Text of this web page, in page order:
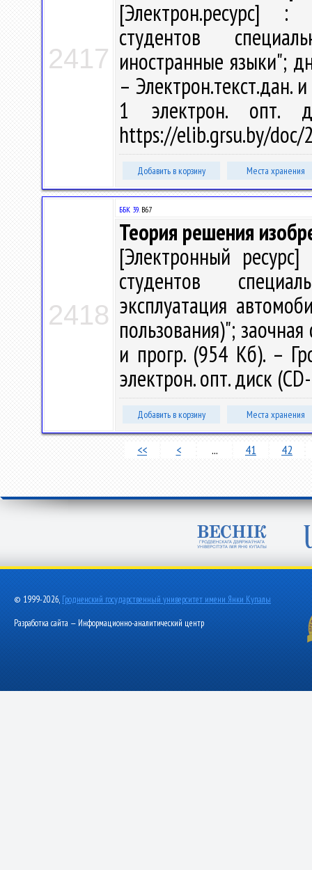
2417
[Электрон.ресурс] :
студентов
иностранные языки";
– Электрон.текст.дан.
1 электрон. опт.
https://elib.grsu.by/doc/
Добавить в корзину Места хранения
2418
ББК 39.В67
Теория решения
[Электронный
студентов
эксплуатация
пользования)";
и прогр. (954 Кб). –
электрон. опт. диск
Добавить в корзину Места хранения
<< < ... 41 42
© 1999-2026, Гродненский государственный университет имени Янки Купалы
Разработка сайта — Информационно-аналитический центр